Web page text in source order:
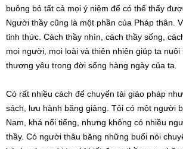
buông bỏ tất cả mọi ý niệm để có thể thấy
Người thầy cũng là một phần của Pháp thân.
tỉnh thức. Cách thầy nhìn, cách thầy sống,
mọi người, mọi loài và thiên nhiên giúp ta
thương yêu trong đời sống hàng ngày của ta.
Có rất nhiều cách để chuyển tải giáo pháp
sách, lưu hành băng giảng. Tôi có một người
Nam, khá nổi tiếng, nhưng không có nhiều
thầy. Có người thâu băng những buổi nói